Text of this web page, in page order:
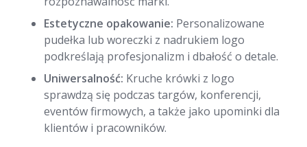
Estetyczne opakowanie: Personalizowane
pudełka lub woreczki z nadrukiem logo
podkreślają profesjonalizm i dbałość o detale.
Uniwersalność: Kruche krówki z logo
sprawdzą się podczas targów, konferencji,
eventów firmowych, a także jako upominki dla
klientów i pracowników.